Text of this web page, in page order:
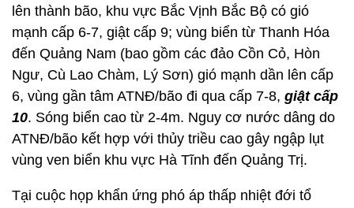
lên thành bão, khu vực Bắc Vịnh Bắc Bộ có gió
mạnh cấp 6-7, giật cấp 9; vùng biển từ Thanh Hóa
đến Quảng Nam (bao gồm các đảo Cồn Cỏ, Hòn
Ngư, Cù Lao Chàm, Lý Sơn) gió mạnh dần lên cấp
6, vùng gần tâm ATNĐ/bão đi qua cấp 7-8, giật cấp
10. Sóng biển cao từ 2-4m. Nguy cơ nước dâng do
ATNĐ/bão kết hợp với thủy triều cao gây ngập lụt
vùng ven biển khu vực Hà Tĩnh đến Quảng Trị.
Tại cuộc họp khẩn ứng phó áp thấp nhiệt đới tổ